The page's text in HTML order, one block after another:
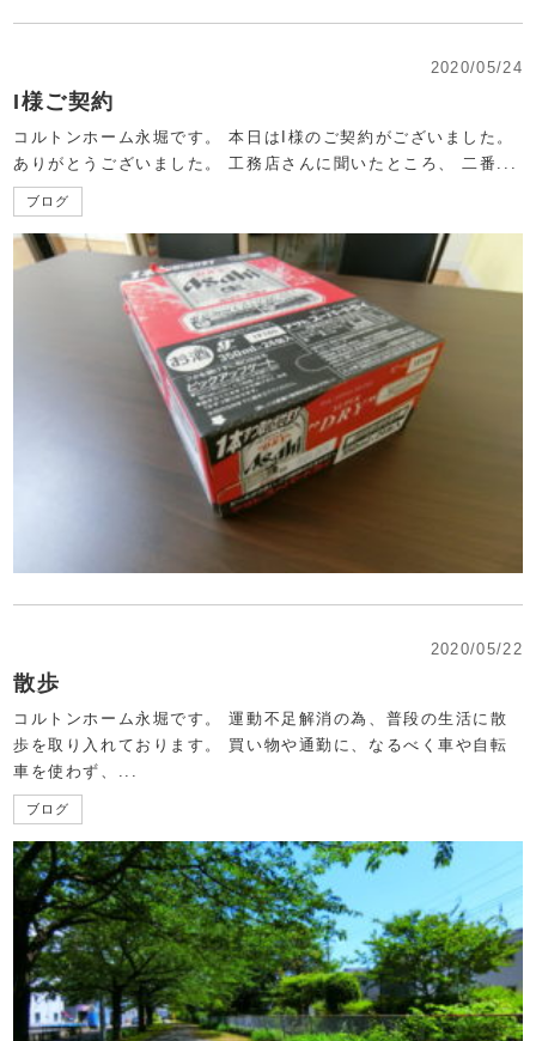
2020/05/24
I様ご契約
コルトンホーム永堀です。 本日はI様のご契約がございました。
ありがとうございました。 工務店さんに聞いたところ、 二番...
ブログ
2020/05/22
散歩
コルトンホーム永堀です。 運動不足解消の為、普段の生活に散
歩を取り入れております。 買い物や通勤に、なるべく車や自転
車を使わず、...
ブログ